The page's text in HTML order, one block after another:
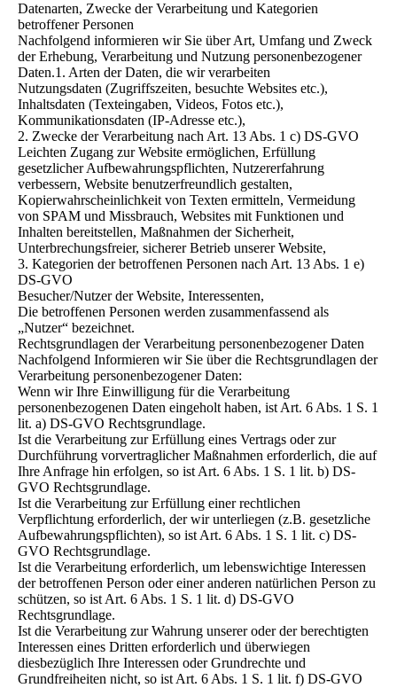
Datenarten, Zwecke der Verarbeitung und Kategorien
betroffener Personen
Nachfolgend informieren wir Sie über Art, Umfang und Zweck
der Erhebung, Verarbeitung und Nutzung personenbezogener
Daten.1. Arten der Daten, die wir verarbeiten
Nutzungsdaten (Zugriffszeiten, besuchte Websites etc.),
Inhaltsdaten (Texteingaben, Videos, Fotos etc.),
Kommunikationsdaten (IP-Adresse etc.),
2. Zwecke der Verarbeitung nach Art. 13 Abs. 1 c) DS-GVO
Leichten Zugang zur Website ermöglichen, Erfüllung
gesetzlicher Aufbewahrungspflichten, Nutzererfahrung
verbessern, Website benutzerfreundlich gestalten,
Kopierwahrscheinlichkeit von Texten ermitteln, Vermeidung
von SPAM und Missbrauch, Websites mit Funktionen und
Inhalten bereitstellen, Maßnahmen der Sicherheit,
Unterbrechungsfreier, sicherer Betrieb unserer Website,
3. Kategorien der betroffenen Personen nach Art. 13 Abs. 1 e)
DS-GVO
Besucher/Nutzer der Website, Interessenten,
Die betroffenen Personen werden zusammenfassend als
„Nutzer“ bezeichnet.
Rechtsgrundlagen der Verarbeitung personenbezogener Daten
Nachfolgend Informieren wir Sie über die Rechtsgrundlagen der
Verarbeitung personenbezogener Daten:
Wenn wir Ihre Einwilligung für die Verarbeitung
personenbezogenen Daten eingeholt haben, ist Art. 6 Abs. 1 S. 1
lit. a) DS-GVO Rechtsgrundlage.
Ist die Verarbeitung zur Erfüllung eines Vertrags oder zur
Durchführung vorvertraglicher Maßnahmen erforderlich, die auf
Ihre Anfrage hin erfolgen, so ist Art. 6 Abs. 1 S. 1 lit. b) DS-
GVO Rechtsgrundlage.
Ist die Verarbeitung zur Erfüllung einer rechtlichen
Verpflichtung erforderlich, der wir unterliegen (z.B. gesetzliche
Aufbewahrungspflichten), so ist Art. 6 Abs. 1 S. 1 lit. c) DS-
GVO Rechtsgrundlage.
Ist die Verarbeitung erforderlich, um lebenswichtige Interessen
der betroffenen Person oder einer anderen natürlichen Person zu
schützen, so ist Art. 6 Abs. 1 S. 1 lit. d) DS-GVO
Rechtsgrundlage.
Ist die Verarbeitung zur Wahrung unserer oder der berechtigten
Interessen eines Dritten erforderlich und überwiegen
diesbezüglich Ihre Interessen oder Grundrechte und
Grundfreiheiten nicht, so ist Art. 6 Abs. 1 S. 1 lit. f) DS-GVO